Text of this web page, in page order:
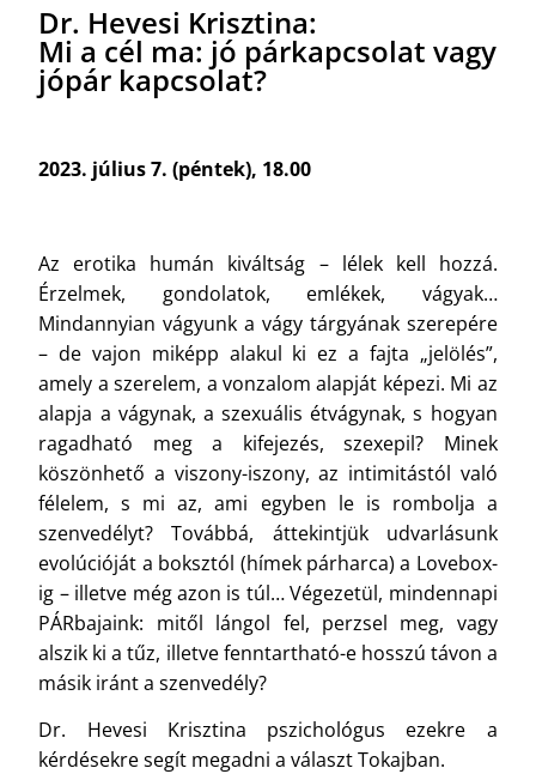
Dr. Hevesi Krisztina:
Mi a cél ma: jó párkapcsolat vagy
jópár kapcsolat?
2023. július 7. (péntek), 18.00
Az erotika humán kiváltság – lélek kell hozzá.
Érzelmek, gondolatok, emlékek, vágyak…
Mindannyian vágyunk a vágy tárgyának szerepére
– de vajon miképp alakul ki ez a fajta „jelölés”,
amely a szerelem, a vonzalom alapját képezi. Mi az
alapja a vágynak, a szexuális étvágynak, s hogyan
ragadható meg a kifejezés, szexepil? Minek
köszönhető a viszony-iszony, az intimitástól való
félelem, s mi az, ami egyben le is rombolja a
szenvedélyt? Továbbá, áttekintjük udvarlásunk
evolúcióját a boksztól (hímek párharca) a Lovebox-
ig – illetve még azon is túl… Végezetül, mindennapi
PÁRbajaink: mitől lángol fel, perzsel meg, vagy
alszik ki a tűz, illetve fenntartható-e hosszú távon a
másik iránt a szenvedély?
Dr. Hevesi Krisztina pszichológus ezekre a
kérdésekre segít megadni a választ Tokajban.